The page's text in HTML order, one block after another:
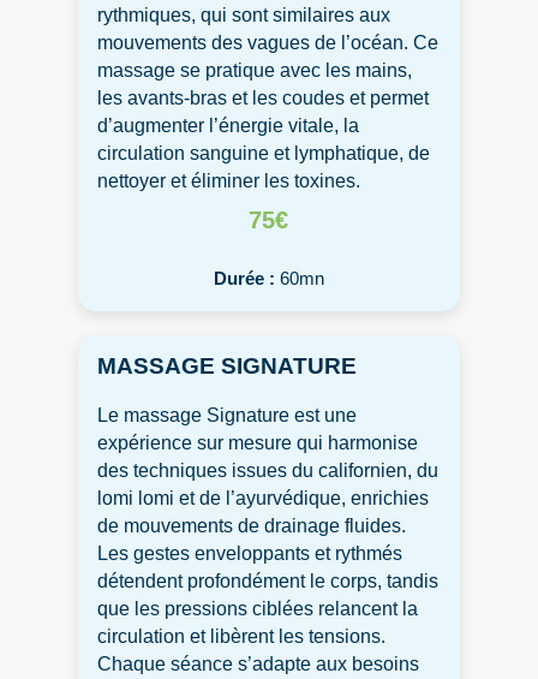
rythmiques, qui sont similaires aux
mouvements des vagues de l’océan. Ce
massage se pratique avec les mains,
les avants-bras et les coudes et permet
d’augmenter l’énergie vitale, la
circulation sanguine et lymphatique, de
nettoyer et éliminer les toxines.
75€
Durée : 60mn
MASSAGE SIGNATURE
Le massage Signature est une
expérience sur mesure qui harmonise
des techniques issues du californien, du
lomi lomi et de l’ayurvédique, enrichies
de mouvements de drainage fluides.
Les gestes enveloppants et rythmés
détendent profondément le corps, tandis
que les pressions ciblées relancent la
circulation et libèrent les tensions.
Chaque séance s’adapte aux besoins